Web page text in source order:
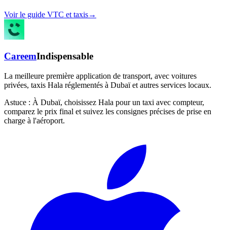
Voir le guide VTC et taxis→
CareemIndispensable
La meilleure première application de transport, avec voitures
privées, taxis Hala réglementés à Dubaï et autres services locaux.
Astuce : À Dubaï, choisissez Hala pour un taxi avec compteur,
comparez le prix final et suivez les consignes précises de prise en
charge à l'aéroport.